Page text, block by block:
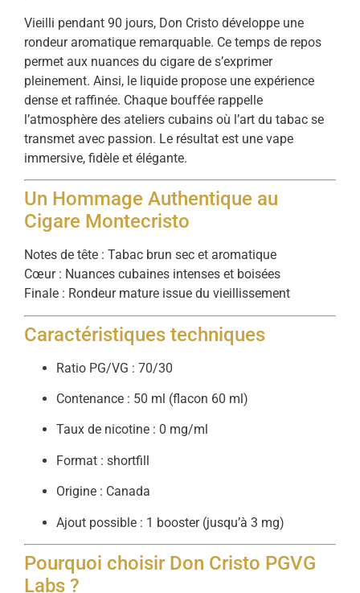
Vieilli pendant 90 jours, Don Cristo développe une
rondeur aromatique remarquable. Ce temps de repos
permet aux nuances du cigare de s’exprimer
pleinement. Ainsi, le liquide propose une expérience
dense et raffinée. Chaque bouffée rappelle
l’atmosphère des ateliers cubains où l’art du tabac se
transmet avec passion. Le résultat est une vape
immersive, fidèle et élégante.
Un Hommage Authentique au
Cigare Montecristo
Notes de tête : Tabac brun sec et aromatique
Cœur : Nuances cubaines intenses et boisées
Finale : Rondeur mature issue du vieillissement
Caractéristiques techniques
Ratio PG/VG : 70/30
Contenance : 50 ml (flacon 60 ml)
Taux de nicotine : 0 mg/ml
Format : shortfill
Origine : Canada
Ajout possible : 1 booster (jusqu’à 3 mg)
Pourquoi choisir Don Cristo PGVG
Labs ?